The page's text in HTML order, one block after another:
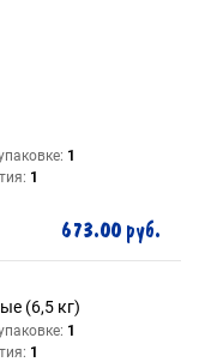
1
1
673.00 руб.
(6,5 кг)
1
1